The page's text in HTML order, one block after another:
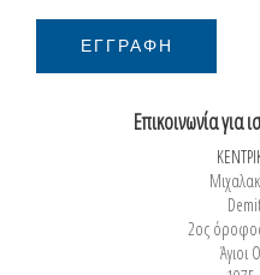
Επικοινωνία για
2ος
Άγιοι